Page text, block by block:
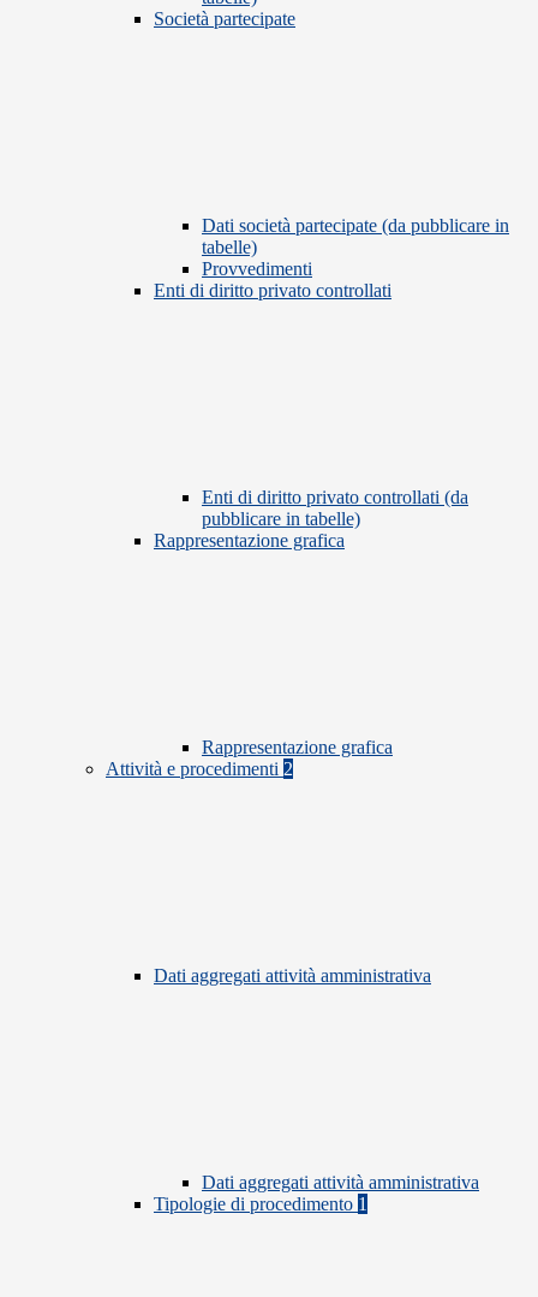
Società partecipate
Dati società partecipate (da pubblicare in
tabelle)
Provvedimenti
Enti di diritto privato controllati
Enti di diritto privato controllati (da
pubblicare in tabelle)
Rappresentazione grafica
Rappresentazione grafica
Attività e procedimenti 2
Dati aggregati attività amministrativa
Dati aggregati attività amministrativa
Tipologie di procedimento 1